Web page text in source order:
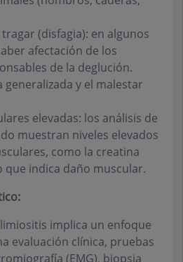
(disfagia): en algunos
afectación de los
de la deglución.
generalizada y el malestar
elevadas: los análisis de
muestran niveles elevados
como la creatina
que indica daño muscular.
implica un enfoque
evaluación clínica, pruebas
(EMG), biopsia